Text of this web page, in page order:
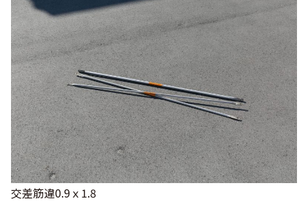
交差筋違0.9ｘ1.8